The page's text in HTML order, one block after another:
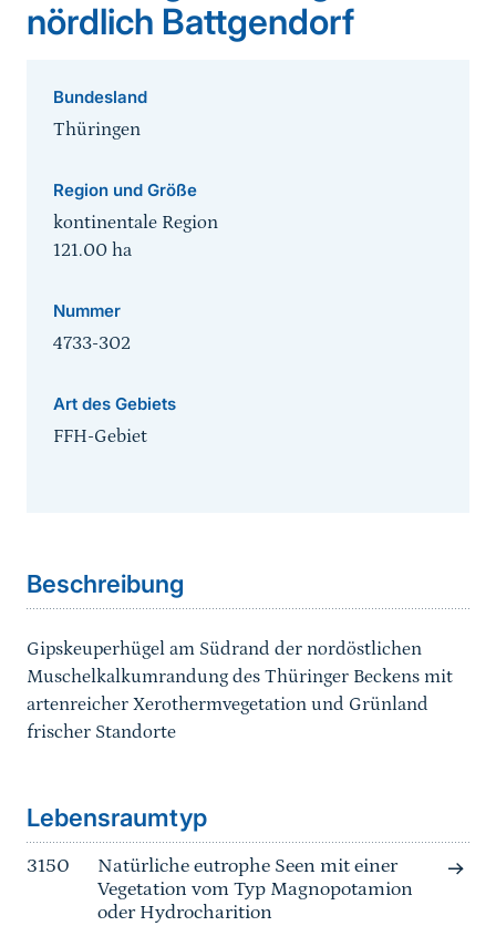
nördlich Battgendorf
Bundesland
Thüringen
Region und Größe
kontinentale Region
121.00 ha
Nummer
4733-302
Art des Gebiets
FFH-Gebiet
Beschreibung
Gipskeuperhügel am Südrand der nordöstlichen
Muschelkalkumrandung des Thüringer Beckens mit
artenreicher Xerothermvegetation und Grünland
frischer Standorte
Lebensraumtyp
3150
Natürliche eutrophe Seen mit einer
Vegetation vom Typ Magnopotamion
oder Hydrocharition